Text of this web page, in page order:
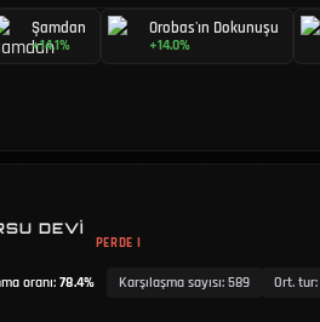
Şamdan
+14.1%
Orobas'ın Dokunuşu
+14.0%
DEVI
PERDE I
oranı: 78.4% Karşılaşma sayısı: 589 Ort. tur: